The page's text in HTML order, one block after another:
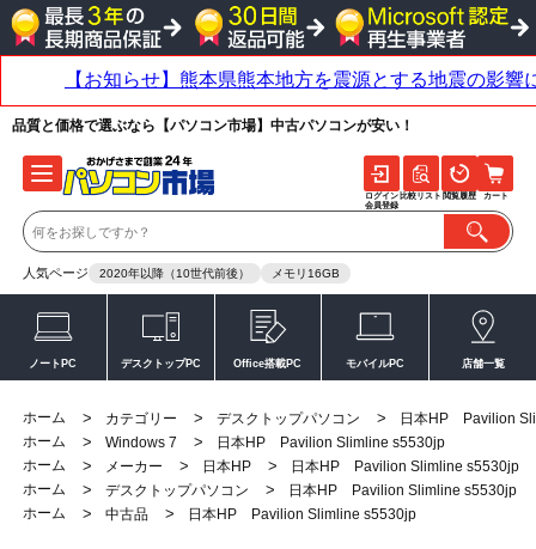
品質と価格で選ぶなら【パソコン市場】中古パソコンが安い！
人気ページ 2020年以降（10世代前後） メモリ16GB
ログイン
会員登録
比較リスト 閲覧履歴 カート
ノートPC デスクトップPC Office搭載PC モバイルPC 店舗一覧
ホーム > カテゴリー > デスクトップパソコン >
日本HP Pavilion
ホーム
> Windows 7 >
日本HP Pavilion Slimline s5530jp
ホーム
> メーカー > 日本HP >
日本HP Pavilion Slimline s5530jp
ホーム
> デスクトップパソコン >
日本HP Pavilion Slimline s5530jp
ホーム
> 中古品 > 日本HP Pavilion Slimline s5530jp